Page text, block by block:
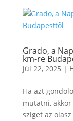
Grado, a
km-re
júl 22, 2025 |
Ha azt
mutatni,
sziget az